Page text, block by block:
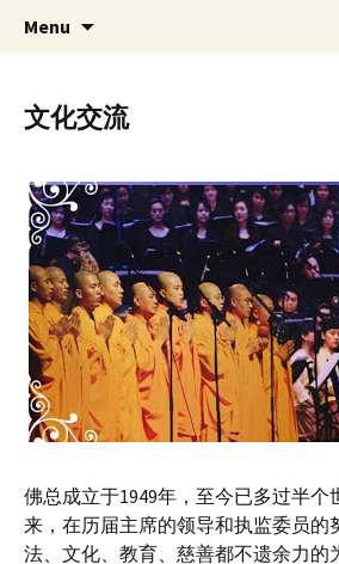
Singapore Buddhist
Federation 新加坡
Menu
文化交流
佛总成立于1949年，至今已多过半个
来，在历届主席的领导和执监委员的
法、文化、教育、慈善都不遗余力的